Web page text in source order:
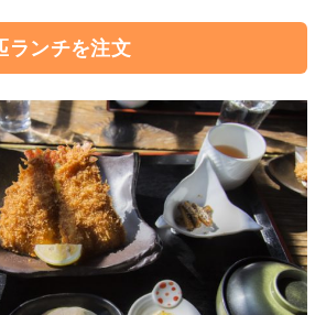
ランチを注文